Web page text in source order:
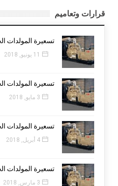
قرارات وتعاميم
تسعيرة المولدات
11 يونيو, 2018
تسعيرة المولدات
3 مايو, 2018
تسعيرة المولدات
4 أبريل, 2018
تسعيرة المولدات
3 مارس, 2018